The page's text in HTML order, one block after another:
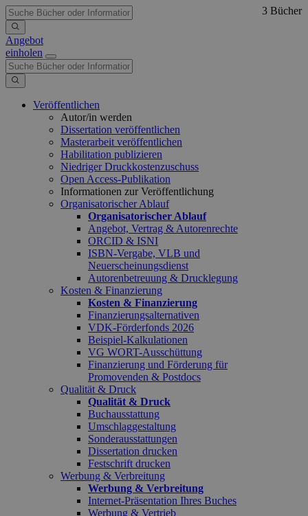
Angebot
einholen
Veröffentlichen
Autor/in werden
Dissertation veröffentlichen
Masterarbeit veröffentlichen
Habilitation publizieren
Niedriger Druckkostenzuschuss
Open Access-Publikation
Informationen zur Veröffentlichung
Organisatorischer Ablauf
Organisatorischer Ablauf
Angebot, Vertrag & Autorenrechte
ORCID & ISNI
ISBN-Vergabe, VLB und
Neuerscheinungsdienst
Autorenbetreuung & Drucklegung
Kosten & Finanzierung
Kosten & Finanzierung
Finanzierungsalternativen
VDK-Förderfonds 2026
Beispiel-Kalkulationen
VG WORT-Ausschüttung
Finanzierung und Förderung für
Promovenden & Postdocs
Qualität & Druck
Qualität & Druck
Buchausstattung
Umschlaggestaltung
Sonderausstattungen
Dissertation drucken
Festschrift drucken
Werbung & Verbreitung
Werbung & Verbreitung
Internet-Präsentation Ihres Buches
Werbung & Vertrieb
3 Bücher